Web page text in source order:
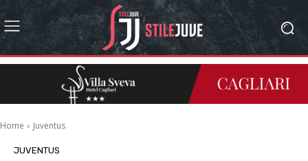
Home Juventus
JUVENTUS